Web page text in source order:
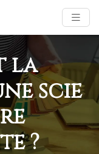
la
scie
?